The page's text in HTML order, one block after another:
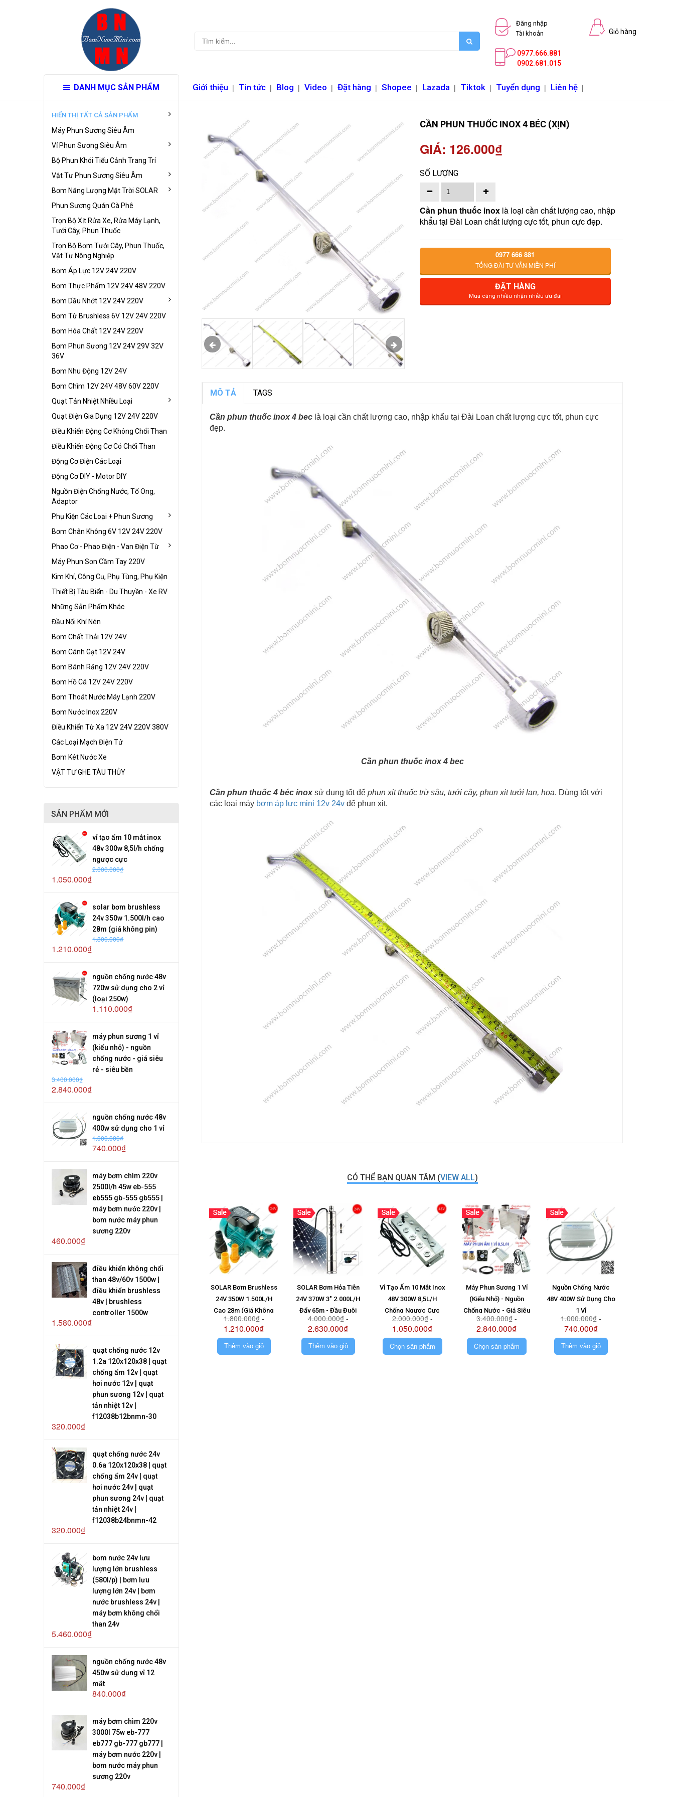
Đăng nhập
Tài khoản
Giỏ hàng
0977.666.881
0902.681.015
DANH MỤC SẢN PHẨM Giới thiệu | Tin tức | Blog | Video | Đặt hàng | Shopee | Lazada | Tiktok | Tuyển dụng | Liên hệ |
HIỂN THỊ TẤT CẢ SẢN PHẨM
Máy Phun Sương Siêu Âm
Vỉ Phun Sương Siêu Âm
Bộ Phun Khói Tiểu Cảnh Trang Trí
Vật Tư Phun Sương Siêu Âm
Bơm Năng Lượng Mặt Trời SOLAR
Phun Sương Quán Cà Phê
Trọn Bộ Xịt Rửa Xe, Rửa Máy Lạnh,
Tưới Cây, Phun Thuốc
Trọn Bộ Bơm Tưới Cây, Phun Thuốc,
Vật Tư Nông Nghiệp
Bơm Áp Lực 12V 24V 220V
Bơm Thực Phẩm 12V 24V 48V 220V
Bơm Dầu Nhớt 12V 24V 220V
Bơm Từ Brushless 6V 12V 24V 220V
Bơm Hóa Chất 12V 24V 220V
Bơm Phun Sương 12V 24V 29V 32V
36V
Bơm Nhu Động 12V 24V
Bơm Chìm 12V 24V 48V 60V 220V
Quạt Tản Nhiệt Nhiều Loại
Quạt Điện Gia Dụng 12V 24V 220V
Điều Khiển Động Cơ Không Chổi Than
Điều Khiển Động Cơ Có Chổi Than
Động Cơ Điện Các Loại
Động Cơ DIY - Motor DIY
Nguồn Điện Chống Nước, Tổ Ong,
Adaptor
Phụ Kiện Các Loại + Phun Sương
Bơm Chân Không 6V 12V 24V 220V
Phao Cơ - Phao Điện - Van Điện Từ
Máy Phun Sơn Cầm Tay 220V
Kim Khí, Công Cụ, Phụ Tùng, Phụ Kiện
Thiết Bị Tàu Biển - Du Thuyền - Xe RV
Những Sản Phẩm Khác
Đầu Nối Khí Nén
Bơm Chất Thải 12V 24V
Bơm Cánh Gạt 12V 24V
Bơm Bánh Răng 12V 24V 220V
Bơm Hồ Cá 12V 24V 220V
Bơm Thoát Nước Máy Lạnh 220V
Bơm Nước Inox 220V
Điều Khiển Từ Xa 12V 24V 220V 380V
Các Loại Mạch Điện Tử
Bơm Két Nước Xe
VẬT TƯ GHE TÀU THỦY
SẢN PHẨM MỚI
vỉ tạo ẩm 10 mắt inox
48v 300w 8,5l/h chống
ngược cực
2.000.000₫
1.050.000₫
solar bơm brushless
24v 350w 1.500l/h cao
28m (giá không pin)
1.800.000₫
1.210.000₫
nguồn chống nước 48v
720w sử dụng cho 2 vỉ
(loại 250w)
1.110.000₫
máy phun sương 1 vỉ
(kiểu nhỏ) - nguồn
chống nước - giá siêu
rẻ - siêu bền
3.400.000₫
2.840.000₫
nguồn chống nước 48v
400w sử dụng cho 1 vỉ
1.000.000₫
740.000₫
máy bơm chìm 220v
2500l/h 45w eb-555
eb555 gb-555 gb555 |
máy bơm nước 220v |
bơm nước máy phun
sương 220v
460.000₫
điều khiển không chổi
than 48v/60v 1500w |
điều khiển brushless
48v | brushless
controller 1500w
1.580.000₫
quạt chống nước 12v
1.2a 120x120x38 | quạt
chống ẩm 12v | quạt
hơi nước 12v | quạt
phun sương 12v | quạt
tản nhiệt 12v |
f12038b12bnmn-30
320.000₫
quạt chống nước 24v
0.6a 120x120x38 | quạt
chống ẩm 24v | quạt
hơi nước 24v | quạt
phun sương 24v | quạt
tản nhiệt 24v |
f12038b24bnmn-42
320.000₫
bơm nước 24v lưu
lượng lớn brushless
(580l/p) | bơm lưu
lượng lớn 24v | bơm
nước brushless 24v |
máy bơm không chổi
than 24v
5.460.000₫
nguồn chống nước 48v
450w sử dụng vỉ 12
mắt
840.000₫
máy bơm chìm 220v
3000l 75w eb-777
eb777 gb-777 gb777 |
máy bơm nước 220v |
bơm nước máy phun
sương 220v
740.000₫
CẦN PHUN THUỐC INOX 4 BÉC (XỊN)
GIÁ: 126.000₫
SỐ LƯỢNG
Cần phun thuốc inox là loại cần chất lượng cao, nhập
khẩu tại Đài Loan chất lượng cực tốt, phun cực đẹp.
0977 666 881
TỔNG ĐÀI TƯ VẤN MIỄN PHÍ
ĐẶT HÀNG
Mua càng nhiều nhận nhiều ưu đãi
MÔ TẢ TAGS
Cần phun thuốc inox 4 bec là loại cần chất lượng cao, nhập khẩu tại Đài Loan chất lượng cực tốt, phun cực
đẹp.
Cần phun thuốc inox 4 bec
Cần phun thuốc 4 béc inox sử dụng tốt để phun xịt thuốc trừ sâu, tưới cây, phun xịt tưới lan, hoa. Dùng tốt với
các loại máy bơm áp lực mini 12v 24v để phun xịt.
CÓ THỂ BẠN QUAN TÂM (VIEW ALL)
SOLAR Bơm Brushless
24V 350W 1.500L/H
Cao 28m (Giá Không
Pin)
1.800.000₫-
1.210.000₫
Thêm vào giỏ
SOLAR Bơm Hỏa Tiễn
24V 370W 3" 2.000L/H
Đẩy 65m - Đầu Đuôi
Chuột (Giá Không Pin)
4.000.000₫-
2.630.000₫
Thêm vào giỏ
Vỉ Tạo Ẩm 10 Mắt Inox
48V 300W 8,5L/H
Chống Ngược Cực
2.000.000₫-
1.050.000₫
Chọn sản phẩm
Máy Phun Sương 1 Vỉ
(Kiểu Nhỏ) - Nguồn
Chống Nước - Giá Siêu
Rẻ - Siêu Bền
3.400.000₫-
2.840.000₫
Chọn sản phẩm
Nguồn Chống Nước
48V 400W Sử Dụng Cho
1 Vỉ
1.000.000₫-
740.000₫
Thêm vào giỏ